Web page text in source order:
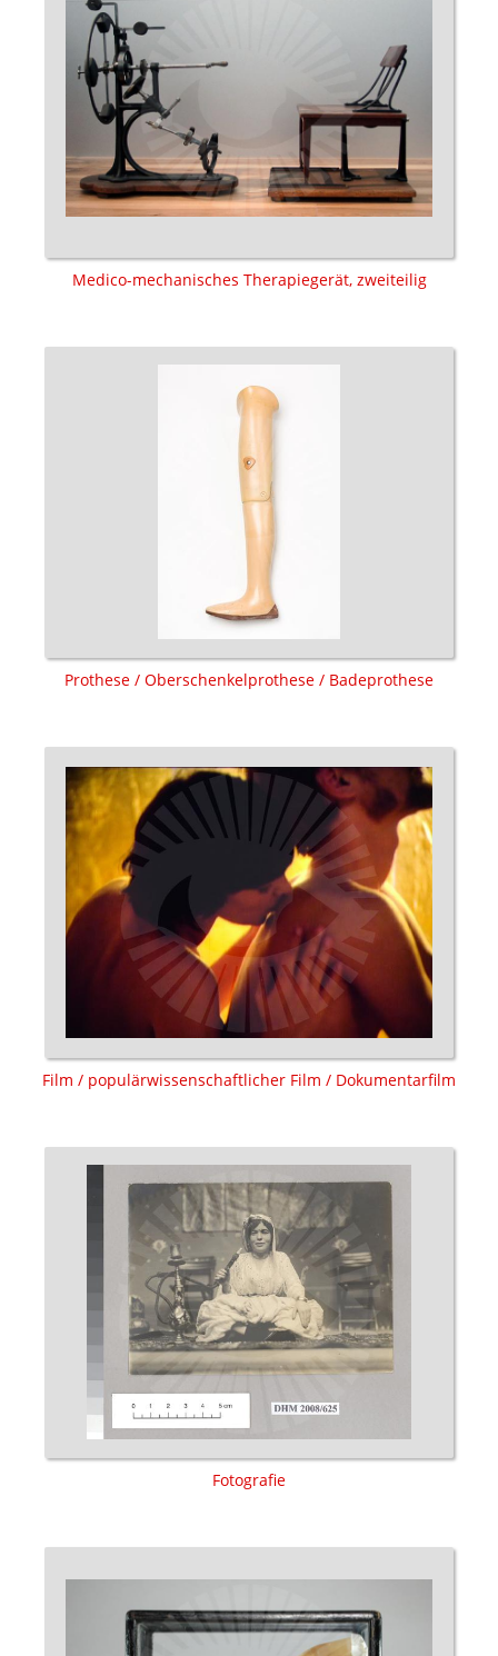
Medico-mechanisches Therapiegerät, zweiteilig
Prothese / Oberschenkelprothese / Badeprothese
Film / populärwissenschaftlicher Film / Dokumentarfilm
Fotografie